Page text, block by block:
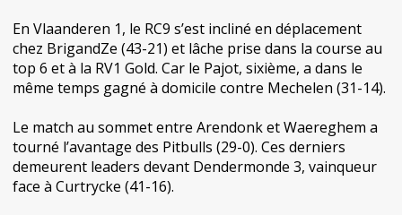
En Vlaanderen 1, le RC9 s’est incliné en déplacement
chez BrigandZe (43-21) et lâche prise dans la course au
top 6 et à la RV1 Gold. Car le Pajot, sixième, a dans le
même temps gagné à domicile contre Mechelen (31-14).
Le match au sommet entre Arendonk et Waereghem a
tourné l’avantage des Pitbulls (29-0). Ces derniers
demeurent leaders devant Dendermonde 3, vainqueur
face à Curtrycke (41-16).